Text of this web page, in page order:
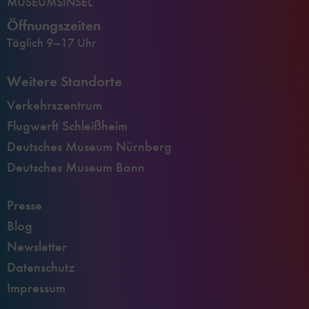
Öffnungszeiten
Täglich 9–17 Uhr
Weitere Standorte
Verkehrszentrum
Flugwerft Schleißheim
Deutsches Museum Nürnberg
Deutsches Museum Bonn
Presse
Blog
Newsletter
Datenschutz
Impressum